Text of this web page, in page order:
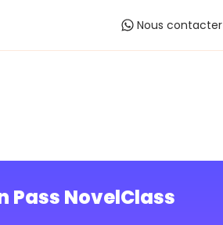
Nous contacter
NovelClass